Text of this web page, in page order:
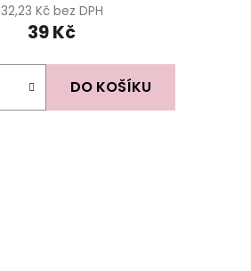
32,23 Kč bez DPH
39 Kč
DO KOŠÍKU